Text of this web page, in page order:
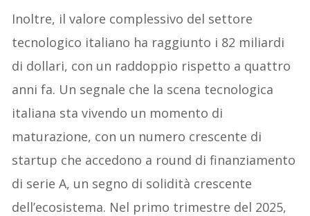
Inoltre, il valore complessivo del settore
tecnologico italiano ha raggiunto i 82 miliardi
di dollari, con un raddoppio rispetto a quattro
anni fa. Un segnale che la scena tecnologica
italiana sta vivendo un momento di
maturazione, con un numero crescente di
startup che accedono a round di finanziamento
di serie A, un segno di solidità crescente
dell’ecosistema. Nel primo trimestre del 2025,